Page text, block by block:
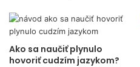
Ako sa naučiť plynulo
hovoriť cudzím jazykom?